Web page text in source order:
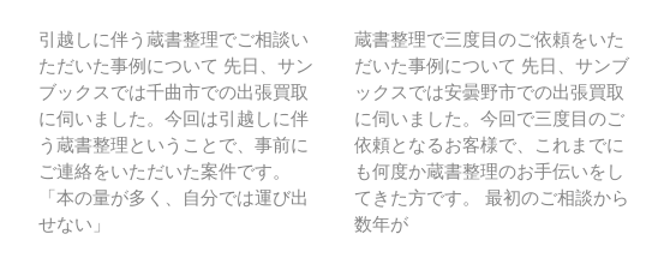
引越しに伴う蔵書整理でご相談い
ただいた事例について 先日、サン
ブックスでは千曲市での出張買取
に伺いました。今回は引越しに伴
う蔵書整理ということで、事前に
ご連絡をいただいた案件です。
「本の量が多く、自分では運び出
せない」
蔵書整理で三度目のご依頼をいた
だいた事例について 先日、サンブ
ックスでは安曇野市での出張買取
に伺いました。今回で三度目のご
依頼となるお客様で、これまでに
も何度か蔵書整理のお手伝いをし
てきた方です。 最初のご相談から
数年が